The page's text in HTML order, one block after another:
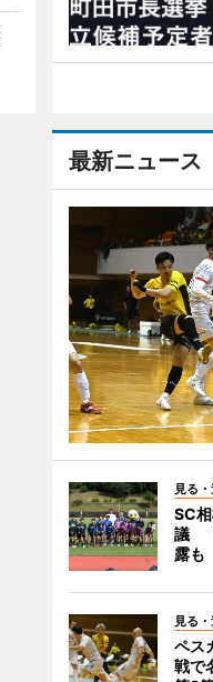
最新ニュース
見る
SC
議
露も
見る
ペス
戦で